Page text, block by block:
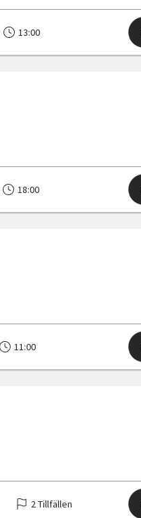
13:00
18:00
11:00
2 Tillfällen